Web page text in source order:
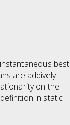
best
are addively
on the
in static